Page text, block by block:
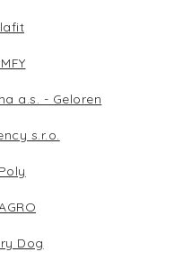
a.s. - Geloren
s.r.o.
Dog